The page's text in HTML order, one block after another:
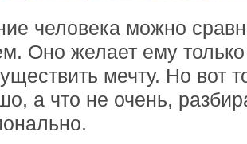
человека можно
Оно желает ему
мечту. Но вот
а что не очень,